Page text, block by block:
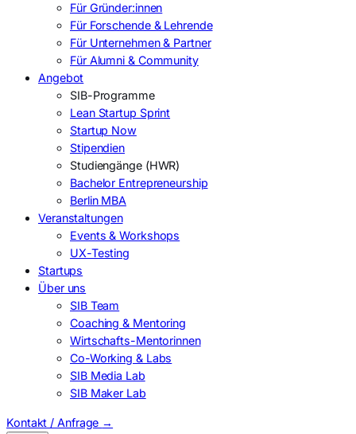
Für Gründer:innen
Für Forschende & Lehrende
Für Unternehmen & Partner
Für Alumni & Community
Angebot
SIB-Programme
Lean Startup Sprint
Startup Now
Stipendien
Studiengänge (HWR)
Bachelor Entrepreneurship
Berlin MBA
Veranstaltungen
Events & Workshops
UX-Testing
Startups
Über uns
SIB Team
Coaching & Mentoring
Wirtschafts-Mentorinnen
Co-Working & Labs
SIB Media Lab
SIB Maker Lab
Kontakt / Anfrage →